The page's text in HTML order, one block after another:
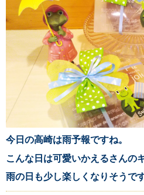
今日の高崎は雨予報ですね。
こんな日は可愛いかえるさんの
雨の日も少し楽しくなりそうで